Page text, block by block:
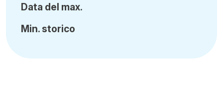
Data del max.
Min. storico